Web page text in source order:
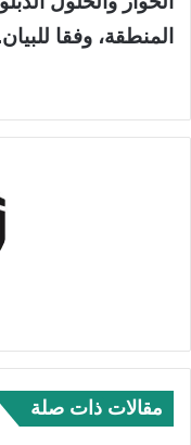
المنطقة، وفقا
مقالات ذات صلة